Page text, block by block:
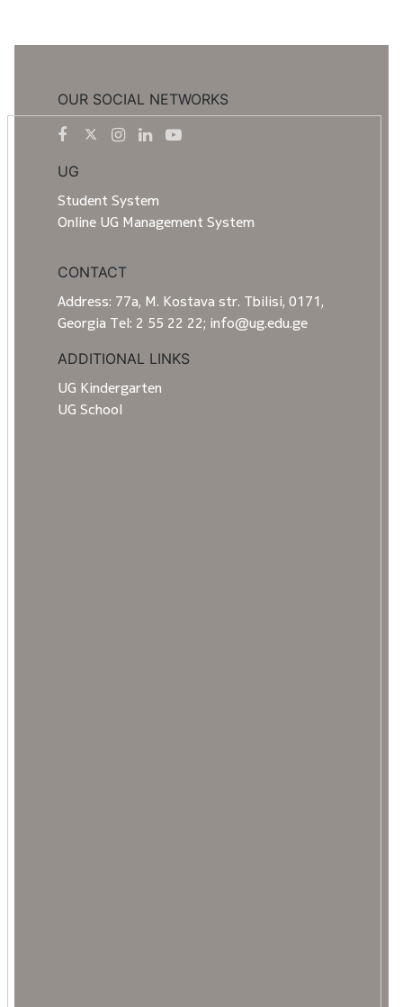
OUR SOCIAL NETWORKS
UG
Student System
Online UG Management System
CONTACT
Address: 77a, M. Kostava str. Tbilisi, 0171,
Georgia Tel: 2 55 22 22; info@ug.edu.ge
ADDITIONAL LINKS
UG Kindergarten
UG School